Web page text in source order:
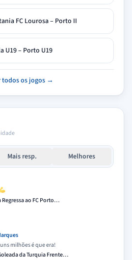
FC Lourosa – Porto II
U19 – Porto U19
todos os jogos →
Mais resp. Melhores
Regressa ao FC Porto…
milhões é que era!
da Turquia Frente…